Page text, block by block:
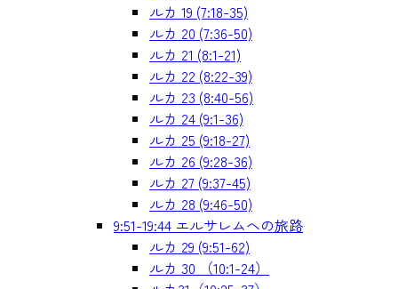
ルカ 19 (7:18-35)
ルカ 20 (7:36-50)
ルカ 21 (8:1-21)
ルカ 22 (8:22-39)
ルカ 23 (8:40-56)
ルカ 24 (9:1-36)
ルカ 25 (9:18-27)
ルカ 26 (9:28-36)
ルカ 27 (9:37-45)
ルカ 28 (9:46-50)
9:51-19:44 エルサレムへの旅路
ルカ 29 (9:51-62)
ルカ 30 （10:1-24）